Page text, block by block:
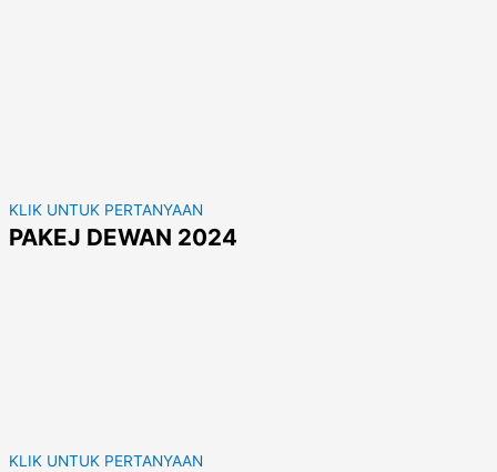
KLIK UNTUK PERTANYAAN
PAKEJ DEWAN 2024
KLIK UNTUK PERTANYAAN